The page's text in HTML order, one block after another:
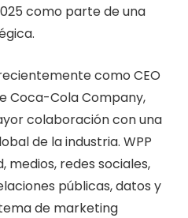
como parte de una
como CEO
Coca-Cola Company,
colaboración con una
de la industria. WPP
medios, redes sociales,
públicas, datos y
de marketing